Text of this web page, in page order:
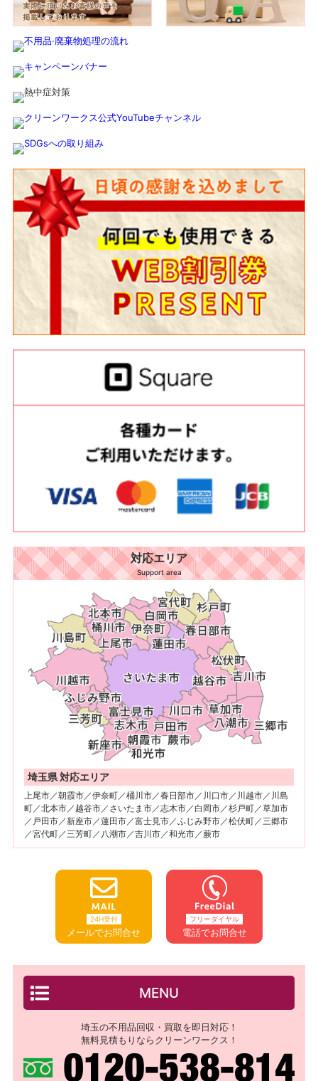
対応エリア
Support area
埼玉県 対応エリア
上尾市／朝霞市／伊奈町／桶川市／春日部市／川口市／川越市／川島
町／北本市／越谷市／さいたま市／志木市／白岡市／杉戸町／草加市
／戸田市／新座市／蓮田市／富士見市／ふじみ野市／松伏町／三郷市
／宮代町／三芳町／八潮市／吉川市／和光市／蕨市
24H受付
メールでお問合せ
フリーダイヤル
電話でお問合せ
MENU
埼玉の不用品回収・買取を即日対応！
無料見積もりならクリーンワークス！